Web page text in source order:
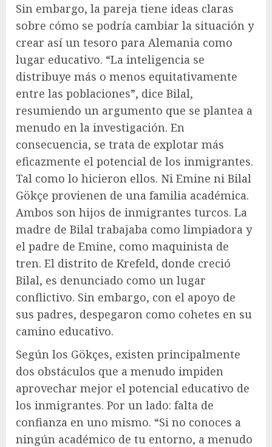
Sin embargo, la pareja tiene ideas claras
sobre cómo se podría cambiar la situación y
crear así un tesoro para Alemania como
lugar educativo. “La inteligencia se
distribuye más o menos equitativamente
entre las poblaciones”, dice Bilal,
resumiendo un argumento que se plantea a
menudo en la investigación. En
consecuencia, se trata de explotar más
eficazmente el potencial de los inmigrantes.
Tal como lo hicieron ellos. Ni Emine ni Bilal
Gökçe provienen de una familia académica.
Ambos son hijos de inmigrantes turcos. La
madre de Bilal trabajaba como limpiadora y
el padre de Emine, como maquinista de
tren. El distrito de Krefeld, donde creció
Bilal, es denunciado como un lugar
conflictivo. Sin embargo, con el apoyo de
sus padres, despegaron como cohetes en su
camino educativo.
Según los Gökçes, existen principalmente
dos obstáculos que a menudo impiden
aprovechar mejor el potencial educativo de
los inmigrantes. Por un lado: falta de
confianza en uno mismo. “Si no conoces a
ningún académico de tu entorno, a menudo